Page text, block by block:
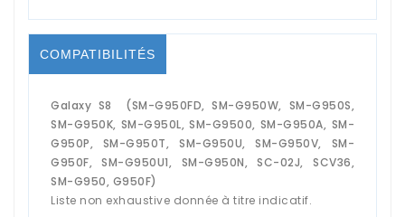
COMPATIBILITÉS
Galaxy S8 (SM-G950FD, SM-G950W, SM-G950S,
SM-G950K, SM-G950L, SM-G9500, SM-G950A, SM-
G950P, SM-G950T, SM-G950U, SM-G950V, SM-
G950F, SM-G950U1, SM-G950N, SC-02J, SCV36,
SM-G950, G950F)
Liste non exhaustive donnée à titre indicatif.